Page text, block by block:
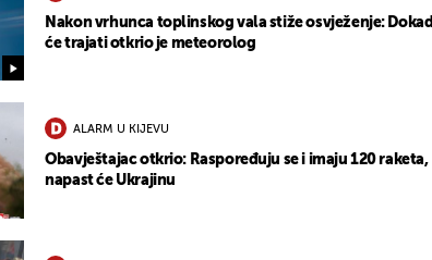
Nakon vrhunca toplinskog vala stiže osvježenje: Dokad
će trajati otkrio je meteorolog
ALARM U KIJEVU
Obavještajac otkrio: Raspoređuju se i imaju 120 raketa,
napast će Ukrajinu